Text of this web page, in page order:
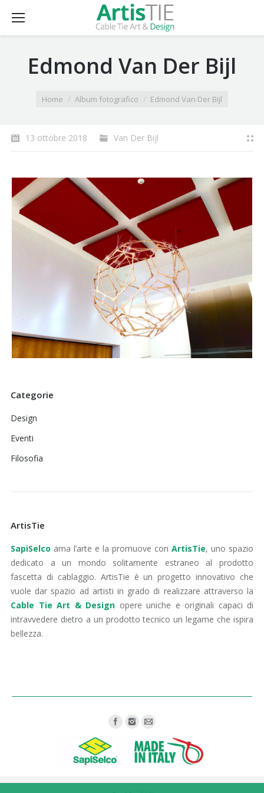
Edmond Van Der Bijl
Home Album fotografico Edmond Van Der Bijl
13 ottobre 2018 Van Der Bijl
Categorie
Design
Eventi
Filosofia
ArtisTie
SapiSelco ama l’arte e la promuove con ArtisTie, uno spazio
dedicato a un mondo solitamente estraneo al prodotto
fascetta di cablaggio. ArtisTie è un progetto innovativo che
vuole dar spazio ad artisti in grado di realizzare attraverso la
Cable Tie Art & Design opere uniche e originali capaci di
intravvedere dietro a un prodotto tecnico un legame che ispira
bellezza.